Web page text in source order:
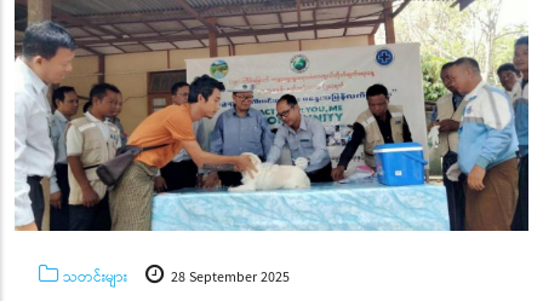
သတင်းများ 28 September 2025